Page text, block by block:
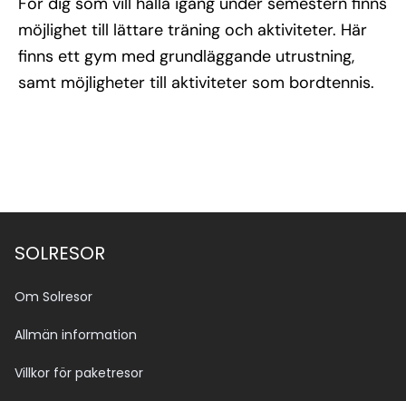
möjlighet till lättare träning och aktiviteter. Här
finns ett gym med grundläggande utrustning,
samt möjligheter till aktiviteter som bordtennis.
SOLRESOR
Om Solresor
Allmän information
Villkor för paketresor